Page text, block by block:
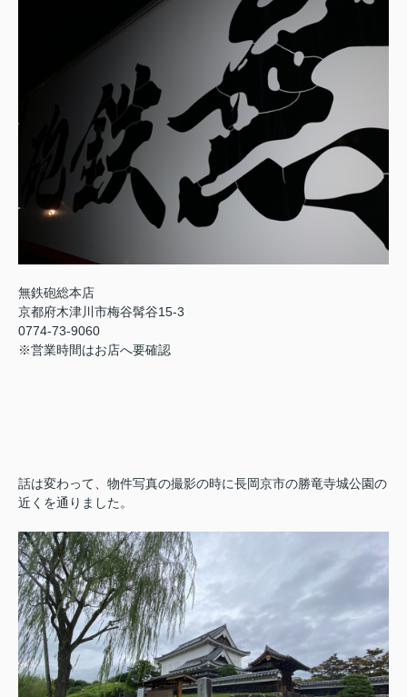
無鉄砲総本店
京都府木津川市梅谷髯谷15-3
0774-73-9060
※営業時間はお店へ要確認
話は変わって、物件写真の撮影の時に長岡京市の勝竜寺城公園の
近くを通りました。